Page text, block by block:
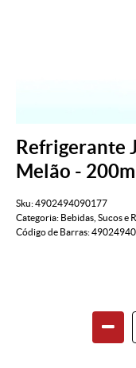
Refrigerante
Melão -
Sku:4902494090177
Categoria: Bebidas Sucos e
Código de Barras: